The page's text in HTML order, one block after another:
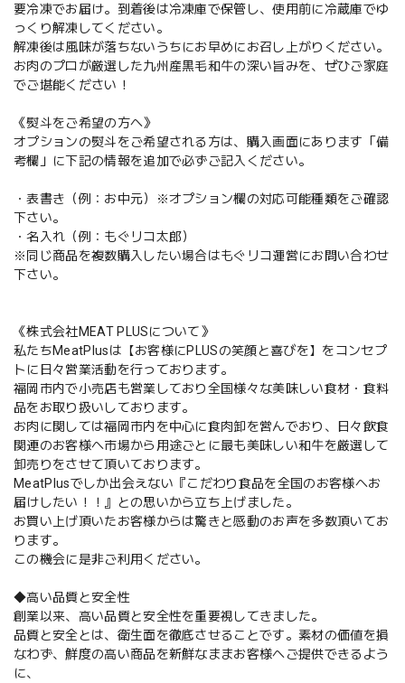
要冷凍でお届け。到着後は冷凍庫で保管し、使用前に冷蔵庫でゆ
っくり解凍してください。
解凍後は風味が落ちないうちにお早めにお召し上がりください。
お肉のプロが厳選した九州産黒毛和牛の深い旨みを、ぜひご家庭
でご堪能ください！
《熨斗をご希望の方へ》
オプションの熨斗をご希望される方は、購入画面にあります「備
考欄」に下記の情報を追加で必ずご記入ください。
・表書き（例：お中元）※オプション欄の対応可能種類をご確認
下さい。
・名入れ（例：もぐリコ太郎）
※同じ商品を複数購入したい場合はもぐリコ運営にお問い合わせ
下さい。
《株式会社MEAT PLUSについて》
私たちMeatPlusは【お客様にPLUSの笑顔と喜びを】をコンセプ
トに日々営業活動を行っております。
福岡市内で小売店も営業しており全国様々な美味しい食材・食料
品をお取り扱いしております。
お肉に関しては福岡市内を中心に食肉卸を営んでおり、日々飲食
関連のお客様へ市場から用途ごとに最も美味しい和牛を厳選して
卸売りをさせて頂いております。
MeatPlusでしか出会えない『こだわり食品を全国のお客様へお
届けしたい！！』との思いから立ち上げました。
お買い上げ頂いたお客様からは驚きと感動のお声を多数頂いてお
ります。
この機会に是非ご利用ください。
◆高い品質と安全性
創業以来、高い品質と安全性を重要視してきました。
品質と安全とは、衛生面を徹底させることです。素材の価値を損
なわず、鮮度の高い商品を新鮮なままお客様へご提供できるよう
に、